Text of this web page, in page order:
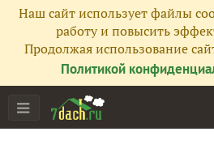
Наш сайт использует файлы
работу и повысить
Продолжая использование
Политикой
Все публикации
Фото
Сейчас обсуждают